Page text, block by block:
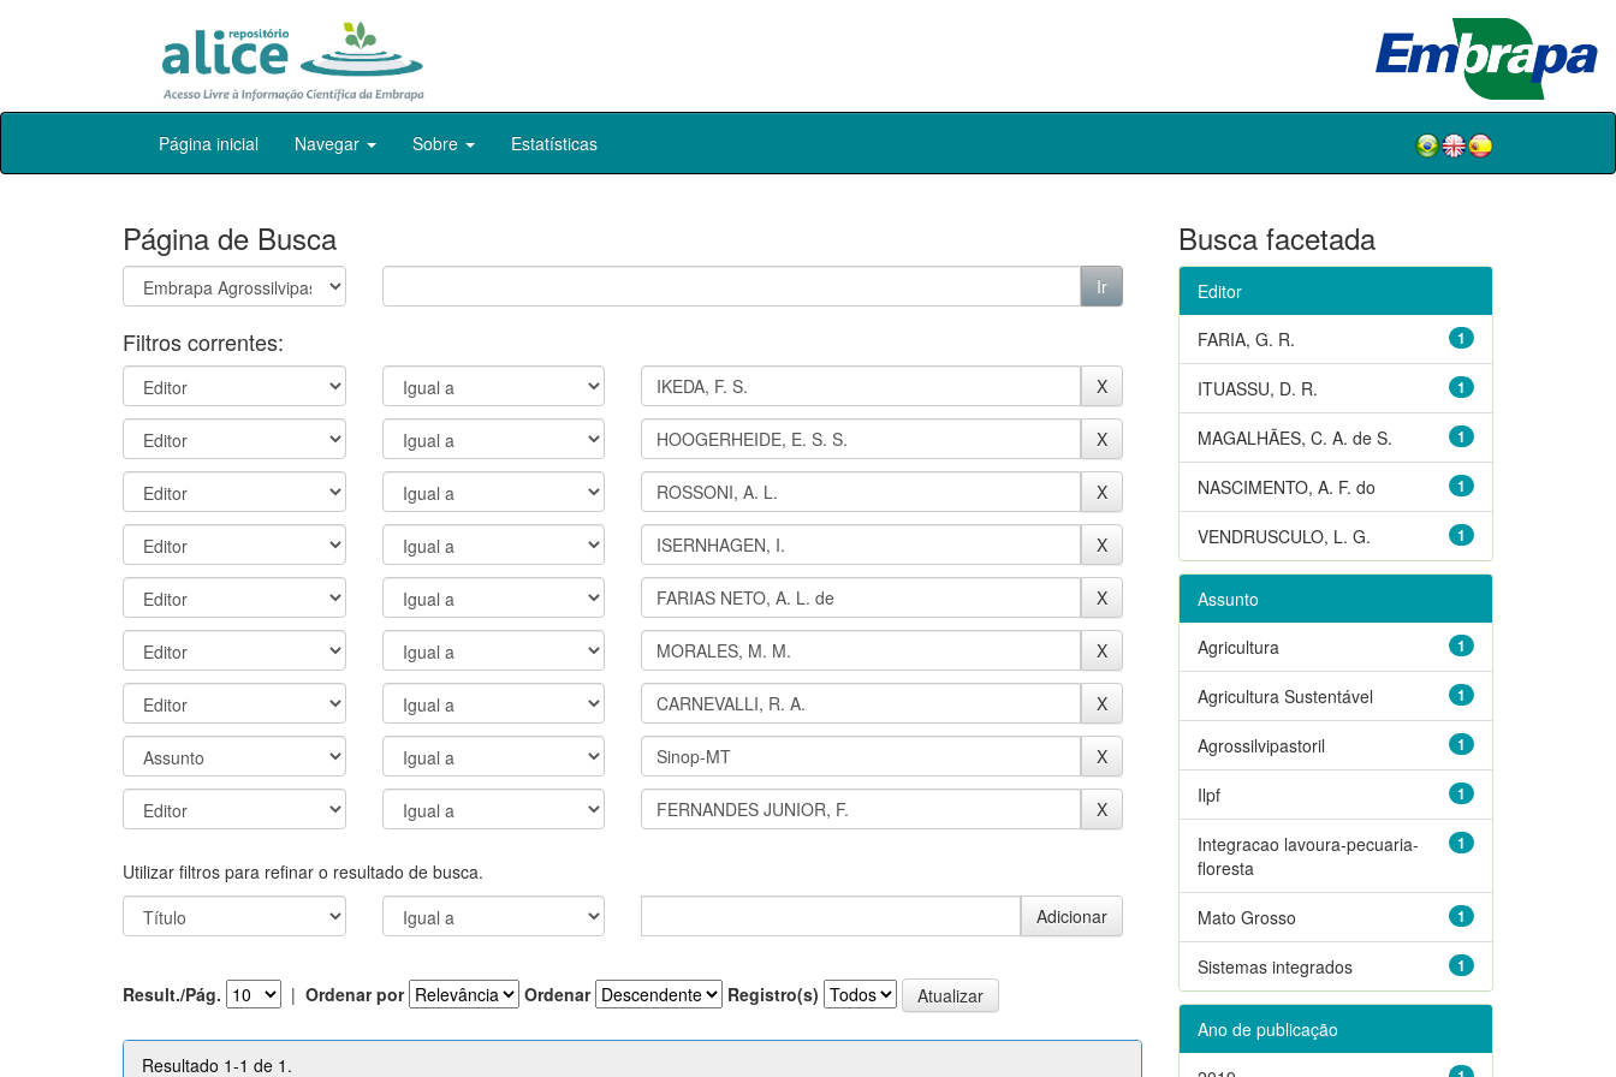
Skip
Página inicial Navegar Sobre Estatísticas
Página de Busca
Filtros correntes:
Utilizar filtros para refinar o resultado de busca.
Result./Pág. | Ordenar por Ordenar Registro(s)
Resultado 1-1 de 1.
Busca facetada
Editor
1
FARIA, G. R.
1
ITUASSU, D. R.
1
MAGALHÃES, C. A. de S.
1
NASCIMENTO, A. F. do
1
VENDRUSCULO, L. G.
Assunto
1
Agricultura
1
Agricultura Sustentável
1
Agrossilvipastoril
1
Ilpf
1
Integracao lavoura-pecuaria-
floresta
1
Mato Grosso
1
Sistemas integrados
Ano de publicação